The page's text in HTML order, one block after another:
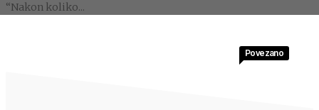
“Nakon koliko...
Povezano